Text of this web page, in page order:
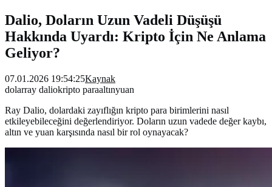
Dalio, Doların Uzun Vadeli Düşüşü
Hakkında Uyardı: Kripto İçin Ne Anlama
Geliyor?
07.01.2026 19:54:25Kaynak
dolarray daliokripto paraaltınyuan
Ray Dalio, dolardaki zayıflığın kripto para birimlerini nasıl
etkileyebileceğini değerlendiriyor. Doların uzun vadede değer kaybı,
altın ve yuan karşısında nasıl bir rol oynayacak?